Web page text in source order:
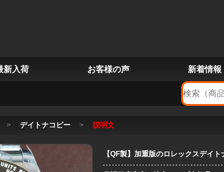
新入荷 お客様の声 新着情報
> デイトナコピー > 説明文
【QF製】加重版のロレックスデイ